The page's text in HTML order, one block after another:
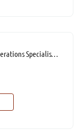
Human Resources Operations Specialist (m/w/d)* (40-60% Home Office-Option)